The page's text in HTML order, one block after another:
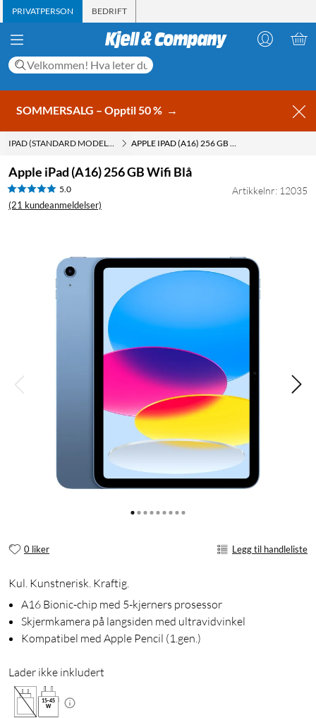
PRIVATPERSON BEDRIFT
SOMMERSALG – Opptil 50 % →
IPAD (STANDARD MODELL) APPLE IPAD (A16) 256 GB WIFI BLÅ
Apple iPad (A16) 256 GB Wifi Blå
5.0
(21 kundeanmeldelser)
Artikkelnr: 12035
0 liker Legg til handleliste
Kul. Kunstnerisk. Kraftig.
A16 Bionic-chip med 5-kjerners prosessor
Skjermkamera på langsiden med ultravidvinkel
Kompatibel med Apple Pencil (1.gen.)
Lader ikke inkludert
15-45
W